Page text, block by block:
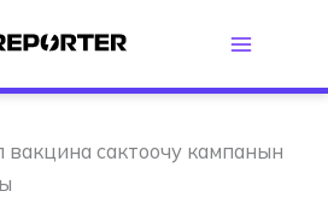
сактоочу кампанын